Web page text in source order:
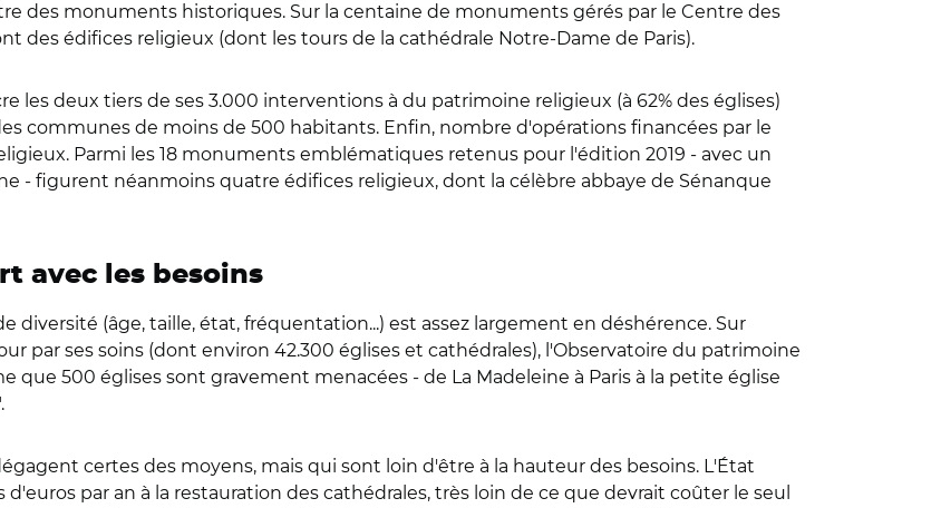
des monuments historiques. Sur la centaine de monuments gérés par le Centre des
des édifices religieux (dont les tours de la cathédrale Notre-Dame de Paris).
les deux tiers de ses 3.000 interventions à du patrimoine religieux (à 62% des églises)
communes de moins de 500 habitants. Enfin, nombre d'opérations financées par le
Parmi les 18 monuments emblématiques retenus pour l'édition 2019 - avec un
- figurent néanmoins quatre édifices religieux, dont la célèbre abbaye de Sénanque
avec les besoins
(âge, taille, état, fréquentation...) est assez largement en déshérence. Sur
par ses soins (dont environ 42.300 églises et cathédrales), l'Observatoire du patrimoine
que 500 églises sont gravement menacées - de La Madeleine à Paris à la petite église
certes des moyens, mais qui sont loin d'être à la hauteur des besoins. L'État
par an à la restauration des cathédrales, très loin de ce que devrait coûter le seul